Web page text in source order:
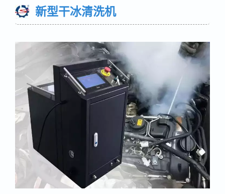
新型干冰清洗机